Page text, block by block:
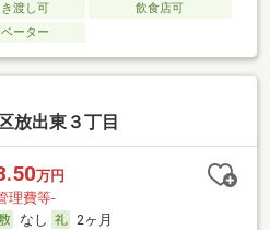
渡し可
飲食店可
ーター
放出東３丁目
万円
理費等-
なし
2ヶ月